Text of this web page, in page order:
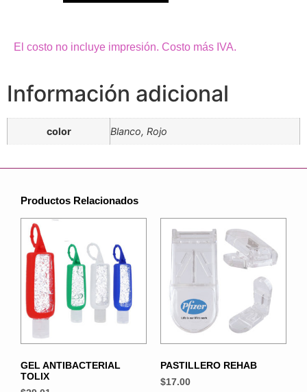
El costo no incluye impresión. Costo más IVA.
Información adicional
color Blanco, Rojo
Productos Relacionados
GEL ANTIBACTERIAL
TOLIX
PASTILLERO REHAB
$17.00